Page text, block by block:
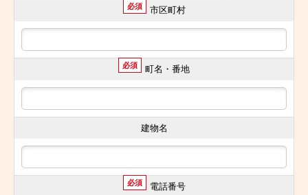
必須 市区町村
必須 町名・番地
建物名
必須 電話番号